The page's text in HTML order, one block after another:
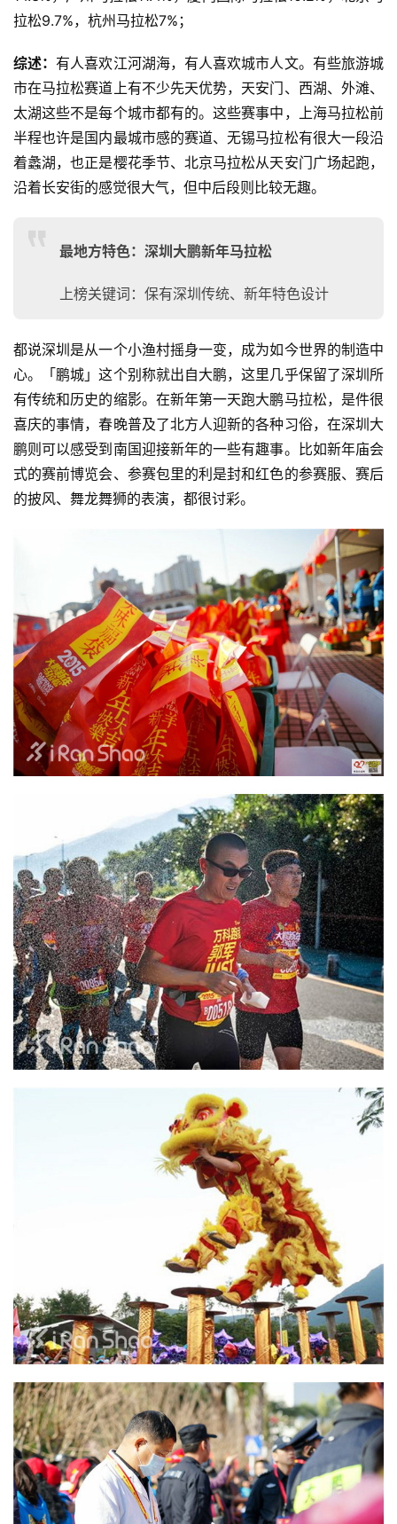
拉松9.7%，杭州马拉松7%；
综述：有人喜欢江河湖海，有人喜欢城市人文。有些旅游城
市在马拉松赛道上有不少先天优势，天安门、西湖、外滩、
太湖这些不是每个城市都有的。这些赛事中，上海马拉松前
半程也许是国内最城市感的赛道、无锡马拉松有很大一段沿
着蠡湖，也正是樱花季节、北京马拉松从天安门广场起跑，
沿着长安街的感觉很大气，但中后段则比较无趣。
最地方特色：深圳大鹏新年马拉松
上榜关键词：保有深圳传统、新年特色设计
都说深圳是从一个小渔村摇身一变，成为如今世界的制造中
心。「鹏城」这个别称就出自大鹏，这里几乎保留了深圳所
有传统和历史的缩影。在新年第一天跑大鹏马拉松，是件很
喜庆的事情，春晚普及了北方人迎新的各种习俗，在深圳大
鹏则可以感受到南国迎接新年的一些有趣事。比如新年庙会
式的赛前博览会、参赛包里的利是封和红色的参赛服、赛后
的披风、舞龙舞狮的表演，都很讨彩。